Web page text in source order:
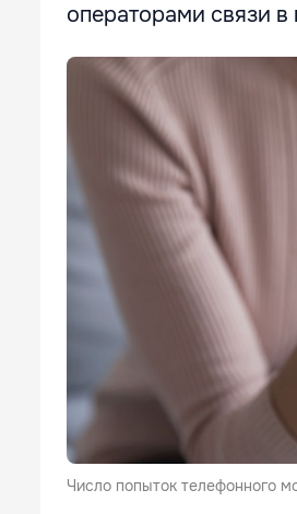
операторами связи
Число попыток телефонного